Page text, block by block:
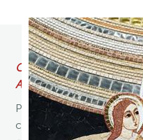
COLLOQUE
ANNULÉ.
Paris
commémore